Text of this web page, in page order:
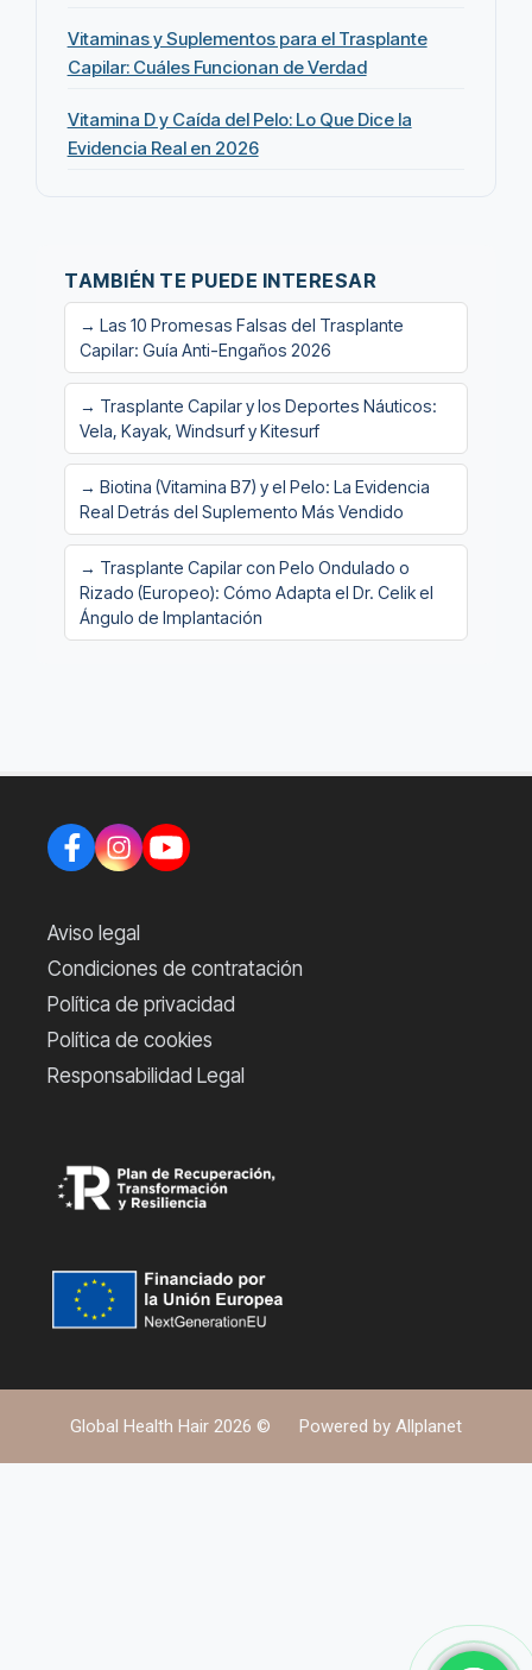
Vitaminas y Suplementos para el Trasplante
Capilar: Cuáles Funcionan de Verdad
Vitamina D y Caída del Pelo: Lo Que Dice la
Evidencia Real en 2026
TAMBIÉN TE PUEDE INTERESAR
→ Las 10 Promesas Falsas del Trasplante
Capilar: Guía Anti-Engaños 2026
→ Trasplante Capilar y los Deportes Náuticos:
Vela, Kayak, Windsurf y Kitesurf
→ Biotina (Vitamina B7) y el Pelo: La Evidencia
Real Detrás del Suplemento Más Vendido
→ Trasplante Capilar con Pelo Ondulado o
Rizado (Europeo): Cómo Adapta el Dr. Celik el
Ángulo de Implantación
Aviso legal
Condiciones de contratación
Política de privacidad
Política de cookies
Responsabilidad Legal
Global Health Hair 2026 © Powered by Allplanet